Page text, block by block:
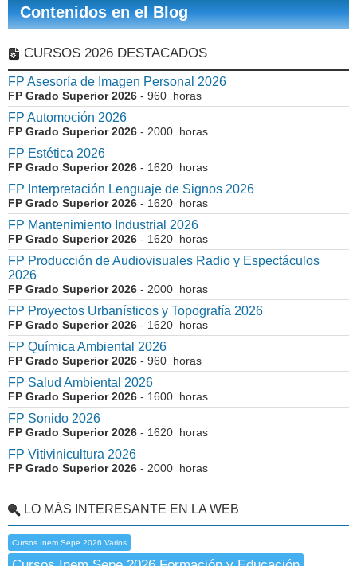
Contenidos en el Blog
CURSOS 2026 DESTACADOS
FP Asesoría de Imagen Personal 2026
FP Grado Superior 2026 - 960 horas
FP Automoción 2026
FP Grado Superior 2026 - 2000 horas
FP Estética 2026
FP Grado Superior 2026 - 1620 horas
FP Interpretación Lenguaje de Signos 2026
FP Grado Superior 2026 - 1620 horas
FP Mantenimiento Industrial 2026
FP Grado Superior 2026 - 1620 horas
FP Producción de Audiovisuales Radio y Espectáculos
2026
FP Grado Superior 2026 - 2000 horas
FP Proyectos Urbanísticos y Topografía 2026
FP Grado Superior 2026 - 1620 horas
FP Química Ambiental 2026
FP Grado Superior 2026 - 960 horas
FP Salud Ambiental 2026
FP Grado Superior 2026 - 1600 horas
FP Sonido 2026
FP Grado Superior 2026 - 1620 horas
FP Vitivinicultura 2026
FP Grado Superior 2026 - 2000 horas
LO MÁS INTERESANTE EN LA WEB
Cursos Inem Sepe 2026 Varios